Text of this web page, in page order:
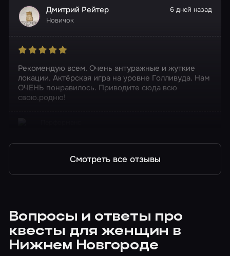
Дмитрий Рейтер
Новичок
6 дней назад
Рекомендую всем. Очень антуражные и жуткие
локации. Актёрская игра на уровне Голливуда. Нам
ОЧЕНЬ понравилось. Приводите сюда всю
свою.родню!
Смотреть все отзывы
Вопросы и ответы про
квесты для женщин в
Нижнем Новгороде